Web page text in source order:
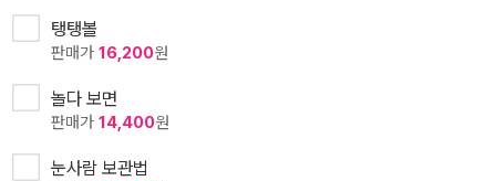
탱탱볼
판매가 16,200원
놀다 보면
판매가 14,400원
눈사람 보관법